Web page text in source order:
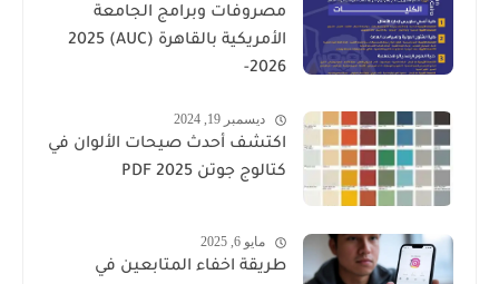
مصروفات وبرامج الجامعة
الأمريكية بالقاهرة (AUC) 2025
-2026
ديسمبر 19, 2024
اكتشف أحدث صيحات الألوان في
كتالوج جوتن PDF 2025
مايو 6, 2025
طريقة اخفاء المتابعين في